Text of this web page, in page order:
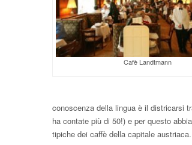
Cafè Landtmann
conoscenza della lingua è il districarsi
ha contate più di 50!) e per questo
tipiche dei caffè della capitale austriaca.